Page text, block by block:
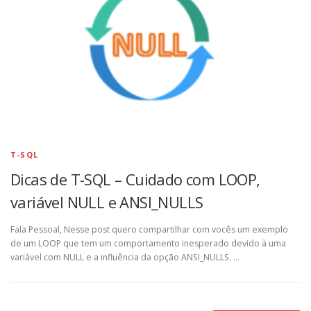
T-SQL
Dicas de T-SQL – Cuidado com LOOP,
variável NULL e ANSI_NULLS
Fala Pessoal, Nesse post quero compartilhar com vocês um exemplo
de um LOOP que tem um comportamento inesperado devido à uma
variável com NULL e a influência da opção ANSI_NULLS. …